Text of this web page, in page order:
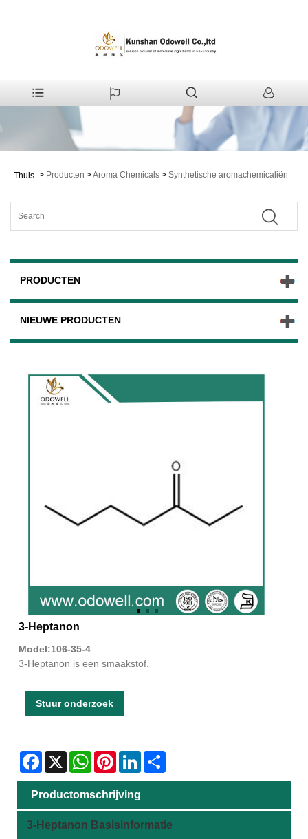
Thuis > Producten >Aroma Chemicals > Synthetische aromachemicaliën
PRODUCTEN
NIEUWE PRODUCTEN
3-Heptanon
Model:106-35-4
3-Heptanon is een smaakstof.
Stuur onderzoek
Facebook
X WhatsAppPinterestLinkedIn
Productomschrijving
3-Heptanon Basisinformatie